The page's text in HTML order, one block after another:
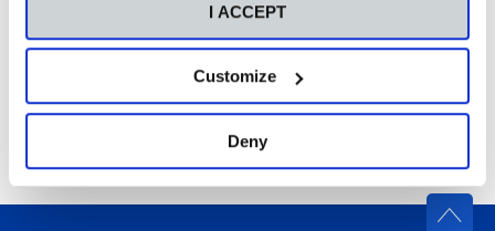
I ACCEPT
Customize
Deny
exposición abierta al público. Es entonces
cuando se hace entrega de los regalos y de los
diplomas que les acreditan como finalistas.
Finalmente, el jurado hace público el nombre del
alumno ganador en cada Comunidad Autónoma.